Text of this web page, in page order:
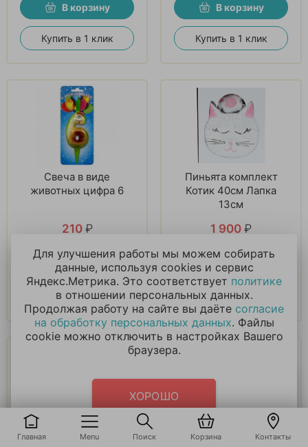
Главная Menu Поиск Корзина Контакты
В корзину
Купить в 1 клик
В корзину
Купить в 1 клик
Свеча в виде
животных цифра 6
210 ₽
В корзину
Купить в 1 клик
Пиньята комплект
Котик 40см Лапка
13см
1 900 ₽
В корзину
Купить в 1 клик
Свеча в виде
Стаканы (250 мл)
Для улучшения работы мы можем собирать
данные, используя cookies и сервис
Яндекс.Метрика. Это соответствует политике
в отношении персональных данных.
Продолжая работу на сайте вы даёте согласие
на обработку персональных данных. Файлы
cookie можно отключить в настройках Вашего
браузера.
ХОРОШО